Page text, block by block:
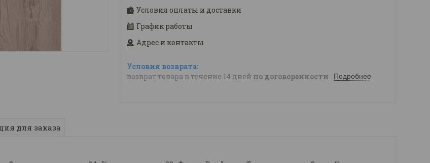
Условия оплаты и доставки
График работы
Адрес и контакты
возврат товара в течение 14 дней по договоренности Подробнее
для заказа